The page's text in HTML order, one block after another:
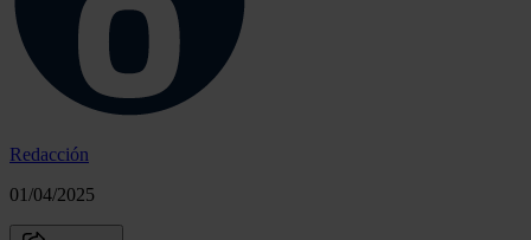
Redacción
01/04/2025